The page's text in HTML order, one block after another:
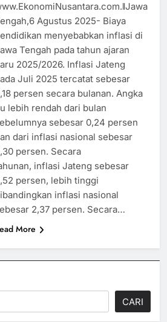
Agustus 2025- Biaya
menyebabkan inflasi di
Tengah pada tahun ajaran
2025/2026. Inflasi Jateng
Juli 2025 tercatat sebesar
persen secara bulanan. Angka
lebih rendah dari bulan
sebesar 0,24 persen
dari inflasi nasional sebesar
persen. Secara
inflasi Jateng sebesar
persen, lebih tinggi
inflasi nasional
2,37 persen. Secara…
More
CARI